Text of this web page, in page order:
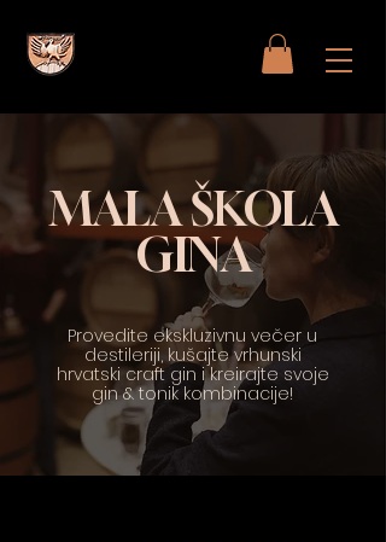
MALA ŠKOLA
GINA
Provedite ekskluzivnu večer u
destileriji, kušajte vrhunski
hrvatski craft gin i kreirajte svoje
gin & tonik kombinacije!